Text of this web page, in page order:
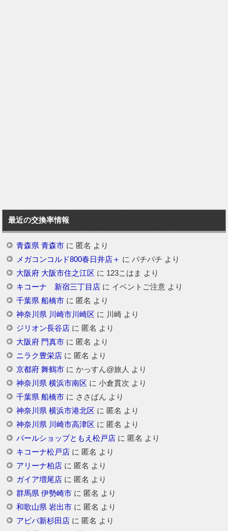
最近の交換率情報
青森県 青森市に 匿名 より
メガコンコルド800春日井店＋ に パチパチ より
大阪府 大阪市住之江区 に 123こはま より
キコーナ 新宿三丁目店に イベントご注意より
千葉県 船橋市に 匿名 より
神奈川県 川崎市川崎区 に 川崎より
ジリオン長谷店に 匿名 より
大阪府 門真市に 匿名 より
ニラク豊栄店に 匿名 より
京都府 舞鶴市に かっすん@旅人 より
神奈川県 横浜市南区 に 小倉貫次 より
千葉県 船橋市に ささぱん より
神奈川県 横浜市港北区 に 匿名 より
神奈川県 川崎市高津区 に 匿名 より
パールショップともえ松戸店に 匿名 より
キコーナ松戸店に 匿名 より
アリーナ柏店に 匿名 より
ガイア増尾店に 匿名 より
群馬県 伊勢崎市に 匿名 より
和歌山県 岩出市に 匿名 より
アビバ新杉田店に 匿名 より